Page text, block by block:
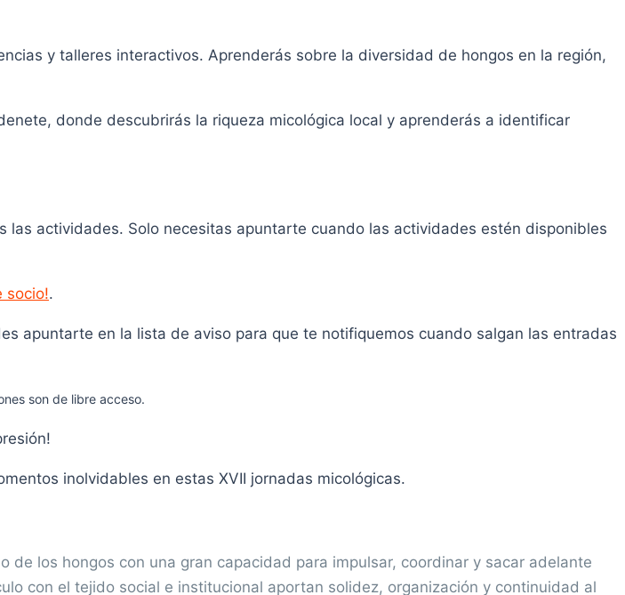
y talleres interactivos. Aprenderás sobre la diversidad de hongos en la región,
donde descubrirás la riqueza micológica local y aprenderás a identificar
actividades. Solo necesitas apuntarte cuando las actividades estén disponibles
socio!.
apuntarte en la lista de aviso para que te notifiquemos cuando salgan las entradas
son de libre acceso.
inolvidables en estas XVII jornadas micológicas.
los hongos con una gran capacidad para impulsar, coordinar y sacar adelante
con el tejido social e institucional aportan solidez, organización y continuidad al